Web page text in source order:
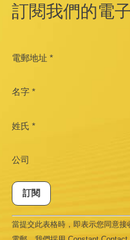
訂閱我們的電
電郵地址 *
名字 *
姓氏 *
公司
Constant
Contact
Use.
當提交此表格時，即表示您同意